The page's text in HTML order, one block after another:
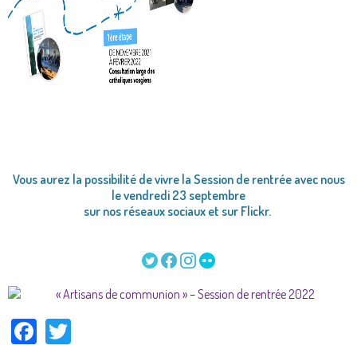
Vous aurez la possibilité de vivre la Session de rentrée avec nous
le vendredi 23 septembre
sur nos réseaux sociaux et sur Flickr.
Facebook